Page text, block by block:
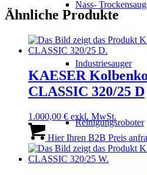
Nass-
Industriesauger
Reinigungsroboter
Ähnliche Produkte
KAESER
CLASSIC 320/25 D
1.000,00 € exkl. MwSt.
Hier Ihren B2B Preis